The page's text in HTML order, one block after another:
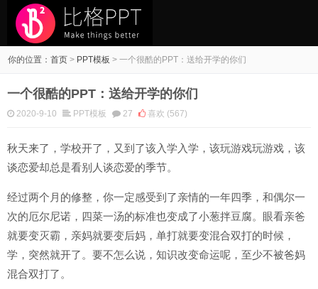
你的位置：首页 > PPT模板 > 一个很酷的PPT：送给开学的你们
一个很酷的PPT：送给开学的你们
2020-9-10 PPT模板 27 喜欢 (567)
秋天来了，学校开了，又到了该入学入学，该玩游戏玩游戏，该
谈恋爱却总是看别人谈恋爱的季节。
经过两个月的修整，你一定感受到了亲情的一年四季，和偶尔一
次的厄尔尼诺，四菜一汤的标准也变成了小葱拌豆腐。眼看亲爸
就要变灭霸，亲妈就要变后妈，单打就要变混合双打的时候，
学，突然就开了。要不怎么说，知识改变命运呢，至少不被爸妈
混合双打了。